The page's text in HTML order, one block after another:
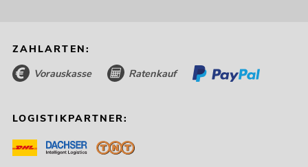
ZAHLARTEN:
Vorauskasse Ratenkauf
LOGISTIKPARTNER: